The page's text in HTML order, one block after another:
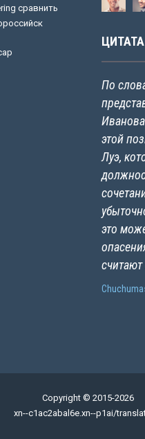
сравнить
ЦИТАТА
По
этой
Луэ,
это
Copyright © 2015-2026
xn--c1ac2abal6e.xn--p1ai/